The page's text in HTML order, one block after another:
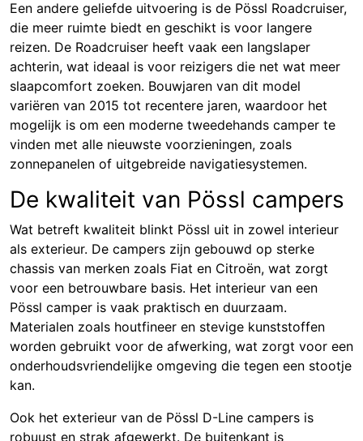
Een andere geliefde uitvoering is de Pössl Roadcruiser,
die meer ruimte biedt en geschikt is voor langere
reizen. De Roadcruiser heeft vaak een langslaper
achterin, wat ideaal is voor reizigers die net wat meer
slaapcomfort zoeken. Bouwjaren van dit model
variëren van 2015 tot recentere jaren, waardoor het
mogelijk is om een moderne tweedehands camper te
vinden met alle nieuwste voorzieningen, zoals
zonnepanelen of uitgebreide navigatiesystemen.
De kwaliteit van Pössl campers
Wat betreft kwaliteit blinkt Pössl uit in zowel interieur
als exterieur. De campers zijn gebouwd op sterke
chassis van merken zoals Fiat en Citroën, wat zorgt
voor een betrouwbare basis. Het interieur van een
Pössl camper is vaak praktisch en duurzaam.
Materialen zoals houtfineer en stevige kunststoffen
worden gebruikt voor de afwerking, wat zorgt voor een
onderhoudsvriendelijke omgeving die tegen een stootje
kan.
Ook het exterieur van de Pössl D-Line campers is
robuust en strak afgewerkt. De buitenkant is